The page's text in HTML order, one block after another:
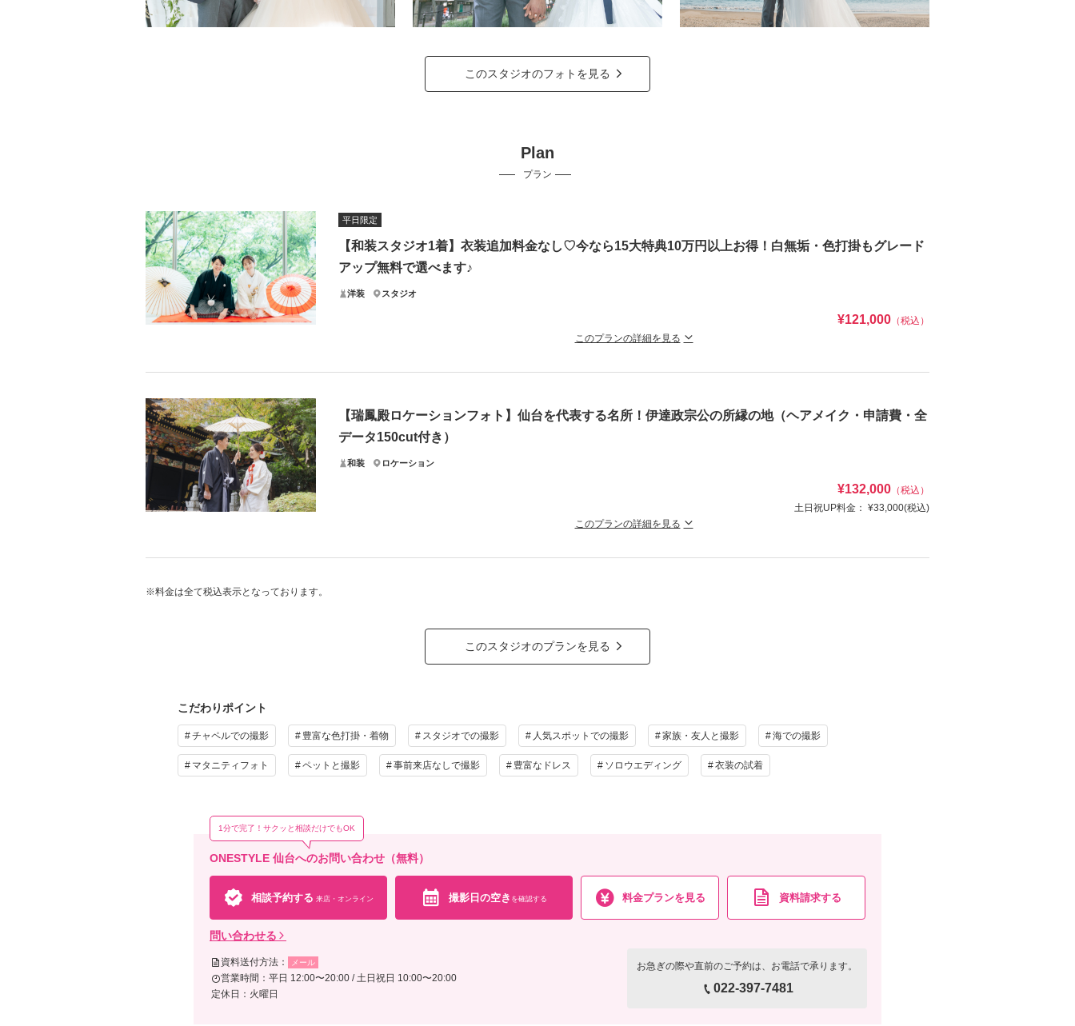
このスタジオのフォトを見る
Plan
プラン
平日限定
【和装スタジオ1着】衣装追加料金なし♡今なら15大特典10万円以上お得！白無垢・色打掛もグレード
アップ無料で選べます♪
洋装 スタジオ
¥121,000 （税込）
このプランの詳細を見る
スタジオプランリニューアルを記念して、今だけの特大特典をご用意！日程限定の¥88,000プランもあります♪
【今なら15大特典！】
①ご新郎様ヘアセット プレゼント
③土日祝日料金 無料 など・・・
全データ（約3週間後のご納品 / 明るさ・色味補正済み）・ヘアメイクアテンド・撮影小物（番傘）・和装衣装小物（襦袢、帯、草履、雪駄、扇子
来店・オンライン
【瑞鳳殿ロケーションフォト】仙台を代表する名所！伊達政宗公の所縁の地（ヘアメイク・申請費・全
データ150cut付き）
和装 ロケーション
¥132,000 （税込）
土日祝UP料金： ¥33,000(税込)
このプランの詳細を見る
★ご希望の撮影時期に合わせてキャンペーン実施中★
小物一式 アルバム データ 150カット 台紙付写真 衣装追加
会食 挙式 家族と撮影 家族用衣装レンタル
全データ（約3週間後のご納品 / 明るさ・色味補正済み）・申請料金・ヘアメイクアテンド・撮影小物（番傘）・衣装小物（襦袢、帯、草履、雪駄、
扇子等）・ヘッド装花（アーティフィシャル）・悪天候時の日程変更料
撮影日の空きを確認する 資料請求
※料金は全て税込表示となっております。
このスタジオのプランを見る
こだわりポイント
チャペルでの撮影 豊富な色打掛・着物 スタジオでの撮影 人気スポットでの撮影 家族・友人と撮影 海での撮影
マタニティフォト ペットと撮影 事前来店なしで撮影 豊富なドレス ソロウエディング 衣装の試着
ONESTYLE 仙台へのお問い合わせ（無料）
1分で完了！サクッと相談だけでもOK
相談予約する 来店・オンライン 撮影日の空き を確認する 料金プランを見る 資料請求する
問い合わせる
資料送付方法： メール
営業時間：平日 12:00〜20:00 / 土日祝日 10:00〜20:00
定休日：火曜日
お急ぎの際や直前のご予約は、お電話で承ります。
022-397-7481